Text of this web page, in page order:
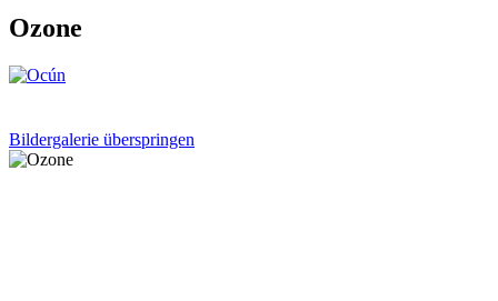
Ozone
Bildergalerie überspringen